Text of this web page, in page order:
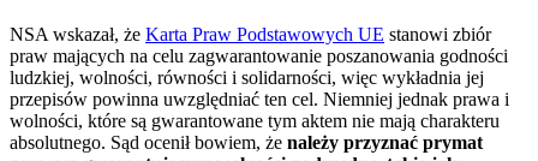
NSA wskazał, że Karta Praw Podstawowych UE stanowi zbiór
praw mających na celu zagwarantowanie poszanowania godności
ludzkiej, wolności, równości i solidarności, więc wykładnia jej
przepisów powinna uwzględniać ten cel. Niemniej jednak prawa i
wolności, które są gwarantowane tym aktem nie mają charakteru
absolutnego. Sąd ocenił bowiem, że należy przyznać prymat